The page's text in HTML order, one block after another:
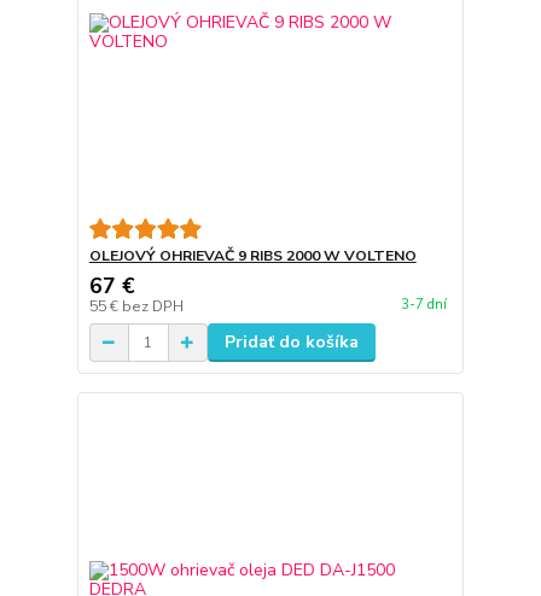
OLEJOVÝ OHRIEVAČ 9 RIBS 2000 W VOLTENO
67 €
55 € bez DPH 3-7 dní
Pridať do košíka